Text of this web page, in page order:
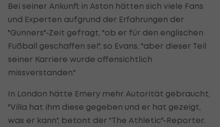
Bei seiner Ankunft in Aston hätten sich viele Fans
und Experten aufgrund der Erfahrungen der
"Gunners"-Zeit gefragt, "ob er für den englischen
Fußball geschaffen sei", so Evans, "aber dieser Teil
seiner Karriere wurde offensichtlich
missverstanden."
In London hätte Emery mehr Autorität gebraucht,
"Villa hat ihm diese gegeben und er hat gezeigt,
was er kann", betont der "The Athletic"-Reporter.